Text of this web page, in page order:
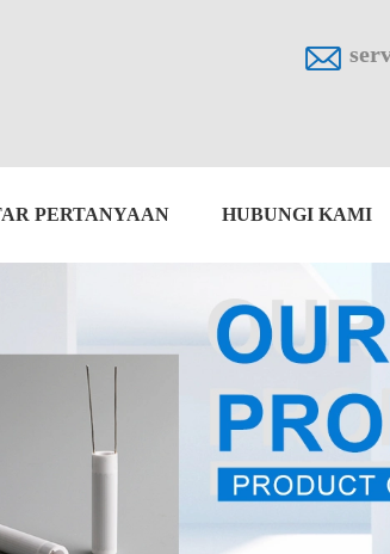

PERTANYAAN HUBUNGI KAMI